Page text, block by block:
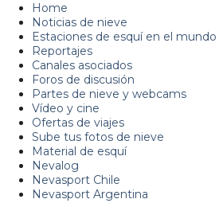
Home
Noticias de nieve
Estaciones de esquí en el mundo
Reportajes
Canales asociados
Foros de discusión
Partes de nieve y webcams
Vídeo y cine
Ofertas de viajes
Sube tus fotos de nieve
Material de esquí
Nevalog
Nevasport Chile
Nevasport Argentina